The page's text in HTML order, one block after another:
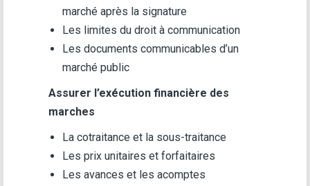
marché après la signature
Les limites du droit à communication
Les documents communicables d’un
marché public
Assurer l’exécution financière des
marches
La cotraitance et la sous-traitance
Les prix unitaires et forfaitaires
Les avances et les acomptes